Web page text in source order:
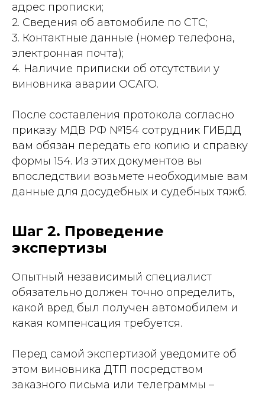
адрес прописки;
2. Сведения об автомобиле по СТС;
3. Контактные данные (номер телефона,
электронная почта);
4. Наличие приписки об отсутствии у
виновника аварии ОСАГО.
После составления протокола согласно
приказу МДВ РФ №154 сотрудник ГИБДД
вам обязан передать его копию и справку
формы 154. Из этих документов вы
впоследствии возьмете необходимые вам
данные для досудебных и судебных тяжб.
Шаг 2. Проведение
экспертизы
Опытный независимый специалист
обязательно должен точно определить,
какой вред был получен автомобилем и
какая компенсация требуется.
Перед самой экспертизой уведомите об
этом виновника ДТП посредством
заказного письма или телеграммы –